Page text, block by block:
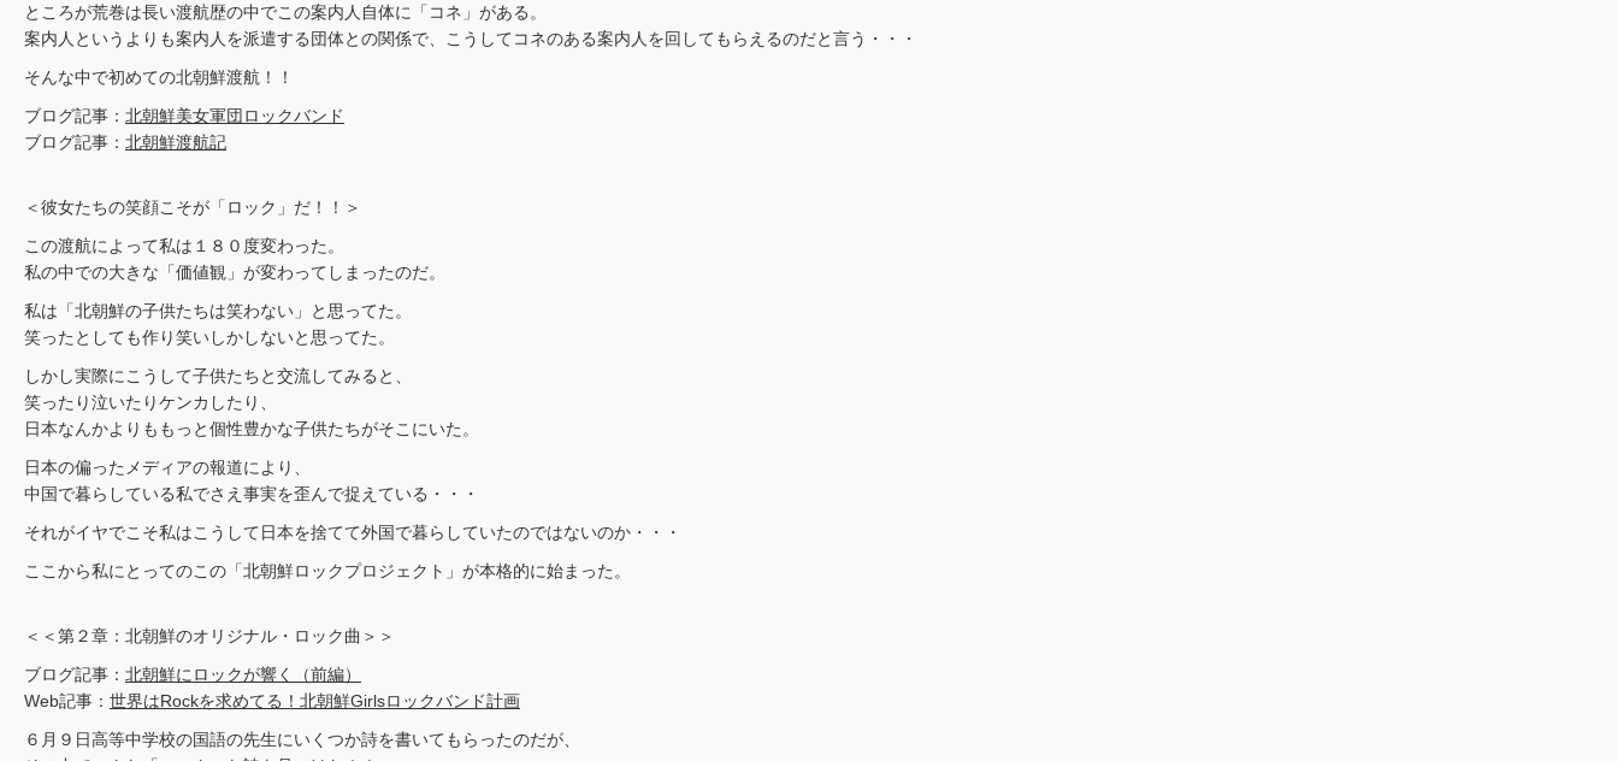
ところが荒巻は長い渡航歴の中でこの案内人自体に「コネ」がある。
案内人というよりも案内人を派遣する団体との関係で、こうしてコネのある案内人を回してもらえるのだと言う・・・
そんな中で初めての北朝鮮渡航！！
ブログ記事： 北朝鮮美女軍団ロックバンド
ブログ記事： 北朝鮮渡航記
＜彼女たちの笑顔こそが「ロック」だ！！＞
この渡航によって私は１８０度変わった。
私の中での大きな「価値観」が変わってしまったのだ。
私は「北朝鮮の子供たちは笑わない」と思ってた。
笑ったとしても作り笑いしかしないと思ってた。
しかし実際にこうして子供たちと交流してみると、
笑ったり泣いたりケンカしたり、
日本なんかよりももっと個性豊かな子供たちがそこにいた。
日本の偏ったメディアの報道により、
中国で暮らしている私でさえ事実を歪んで捉えている・・・
それがイヤでこそ私はこうして日本を捨てて外国で暮らしていたのではないのか・・・
ここから私にとってのこの「北朝鮮ロックプロジェクト」が本格的に始まった。
＜＜第２章：北朝鮮のオリジナル・ロック曲＞＞
ブログ記事： 北朝鮮にロックが響く（前編）
Web記事： 世界はRockを求めてる！北朝鮮Girlsロックバンド計画
６月９日高等中学校の国語の先生にいくつか詩を書いてもらったのだが、